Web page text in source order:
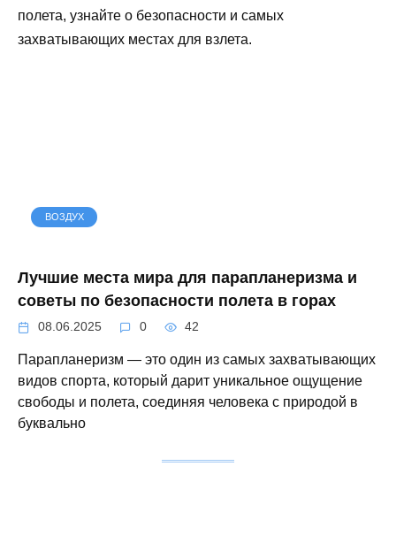
полета, узнайте о безопасности и самых
захватывающих местах для взлета.
ВОЗДУХ
Лучшие места мира для парапланеризма и
советы по безопасности полета в горах
08.06.2025 0 42
Парапланеризм — это один из самых захватывающих
видов спорта, который дарит уникальное ощущение
свободы и полета, соединяя человека с природой в
буквально